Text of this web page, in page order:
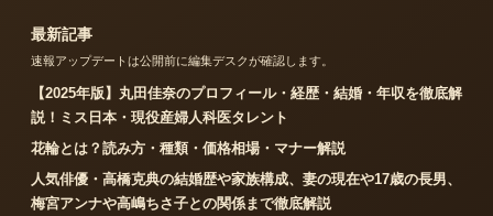
最新記事
速報アップデートは公開前に編集デスクが確認します。
【2025年版】丸田佳奈のプロフィール・経歴・結婚・年収を徹底解
説！ミス日本・現役産婦人科医タレント
花輪とは？読み方・種類・価格相場・マナー解説
人気俳優・高橋克典の結婚歴や家族構成、妻の現在や17歳の長男、
梅宮アンナや高嶋ちさ子との関係まで徹底解説